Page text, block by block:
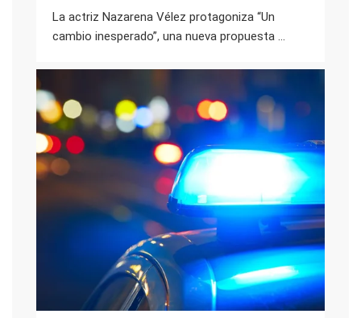
La actriz Nazarena Vélez protagoniza “Un
cambio inesperado”, una nueva propuesta ...